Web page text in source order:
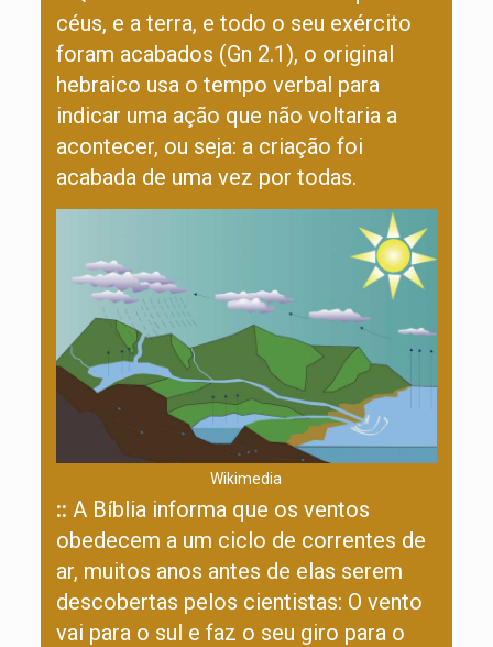
céus, e a terra, e todo o seu exército
foram acabados (Gn 2.1), o original
hebraico usa o tempo verbal para
indicar uma ação que não voltaria a
acontecer, ou seja: a criação foi
acabada de uma vez por todas.
Wikimedia
:: A Bíblia informa que os ventos
obedecem a um ciclo de correntes de
ar, muitos anos antes de elas serem
descobertas pelos cientistas: O vento
vai para o sul e faz o seu giro para o